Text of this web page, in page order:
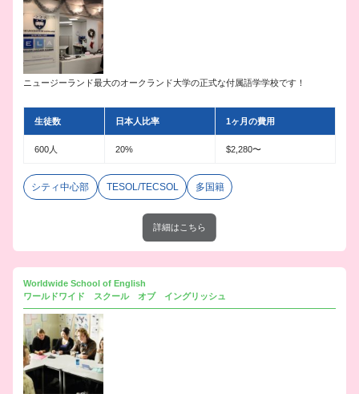
ニュージーランド最大のオークランド大学の正式な付属語学学校です！
生徒数 日本人比率 1ヶ月の費用
600人 20% $2,280〜
シティ中心部 TESOL/TECSOL 多国籍
詳細はこちら
Worldwide School of English
ワールドワイド スクール オブ イングリッシュ